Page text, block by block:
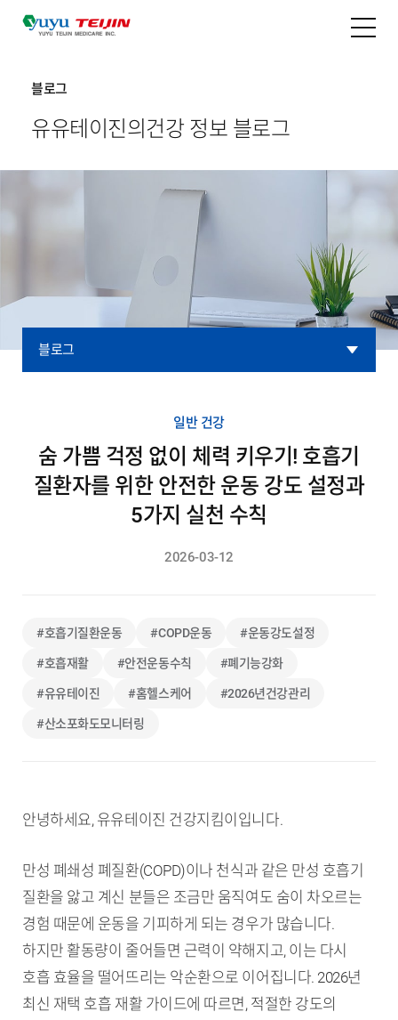
블로그
유유테이진의 건강 정보 블로그
블로그
일반 건강
숨 가쁨 걱정 없이 체력 키우기! 호흡기
질환자를 위한 안전한 운동 강도 설정과
5가지 실천 수칙
2026-03-12
#호흡기질환운동 #COPD운동 #운동강도설정
#호흡재활 #안전운동수칙 #폐기능강화
#유유테이진 #홈헬스케어 #2026년건강관리
#산소포화도모니터링
안녕하세요, 유유테이진 건강지킴이입니다.
만성 폐쇄성 폐질환(COPD)이나 천식과 같은 만성 호흡기
질환을 앓고 계신 분들은 조금만 움직여도 숨이 차오르는
경험 때문에 운동을 기피하게 되는 경우가 많습니다.
하지만 활동량이 줄어들면 근력이 약해지고, 이는 다시
호흡 효율을 떨어뜨리는 악순환으로 이어집니다. 2026년
최신 재택 호흡 재활 가이드에 따르면, 적절한 강도의